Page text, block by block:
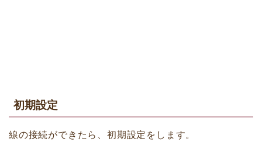
初期設定
線の接続ができたら、初期設定をします。